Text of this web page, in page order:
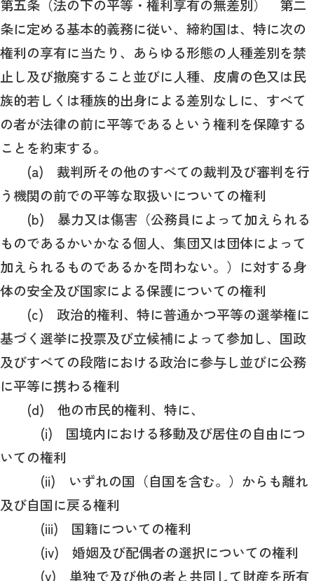
第五条（法の下の平等・権利享有の無差別） 第二
条に定める基本的義務に従い、締約国は、特に次の
権利の享有に当たり、あらゆる形態の人種差別を禁
止し及び撤廃すること並びに人種、皮膚の色又は民
族的若しくは種族的出身による差別なしに、すべて
の者が法律の前に平等であるという権利を保障する
ことを約束する。
(a) 裁判所その他のすべての裁判及び審判を行
う機関の前での平等な取扱いについての権利
(b) 暴力又は傷害（公務員によって加えられる
ものであるかいかなる個人、集団又は団体によって
加えられるものであるかを問わない。）に対する身
体の安全及び国家による保護についての権利
(c) 政治的権利、特に普通かつ平等の選挙権に
基づく選挙に投票及び立候補によって参加し、国政
及びすべての段階における政治に参与し並びに公務
に平等に携わる権利
(d) 他の市民的権利、特に、
(i) 国境内における移動及び居住の自由につ
いての権利
(ii) いずれの国（自国を含む。）からも離れ
及び自国に戻る権利
(iii) 国籍についての権利
(iv) 婚姻及び配偶者の選択についての権利
(v) 単独で及び他の者と共同して財産を所有